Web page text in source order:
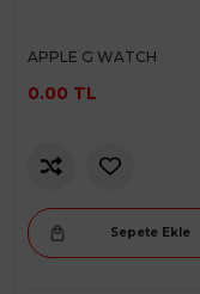
APPLE G WATCH
0.00 TL
Sepete Ekle